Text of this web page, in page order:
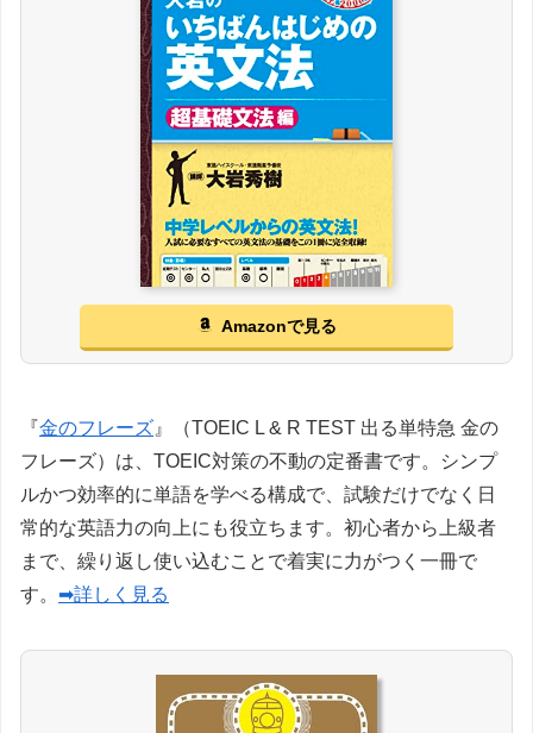
Amazonで見る
『金のフレーズ 』（TOEIC L & R TEST 出る単特急 金の
フレーズ）は、TOEIC対策の不動の定番書です。シンプ
ルかつ効率的に単語を学べる構成で、試験だけでなく日
常的な英語力の向上にも役立ちます。初心者から上級者
まで、繰り返し使い込むことで着実に力がつく一冊で
す。 ➡詳しく見る